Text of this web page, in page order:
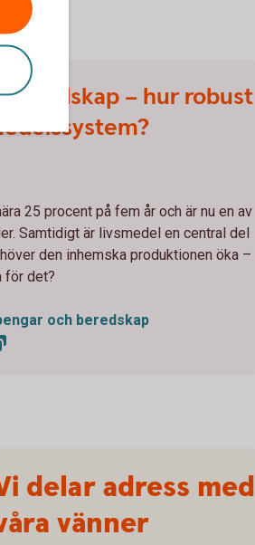
– hur robust
25 procent på fem år och är nu en av
Samtidigt är livsmedel en central del
den inhemska produktionen öka –
för det?
och beredskap
delar adress med
vänner